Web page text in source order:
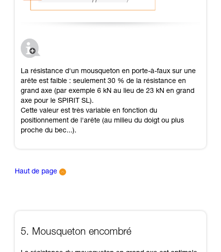
La résistance d'un mousqueton en porte-à-faux sur une
arête est faible : seulement 30 % de la résistance en
grand axe (par exemple 6 kN au lieu de 23 kN en grand
axe pour le SPIRIT SL).
Cette valeur est très variable en fonction du
positionnement de l'arête (au milieu du doigt ou plus
proche du bec...).
Haut de page
5. Mousqueton encombré